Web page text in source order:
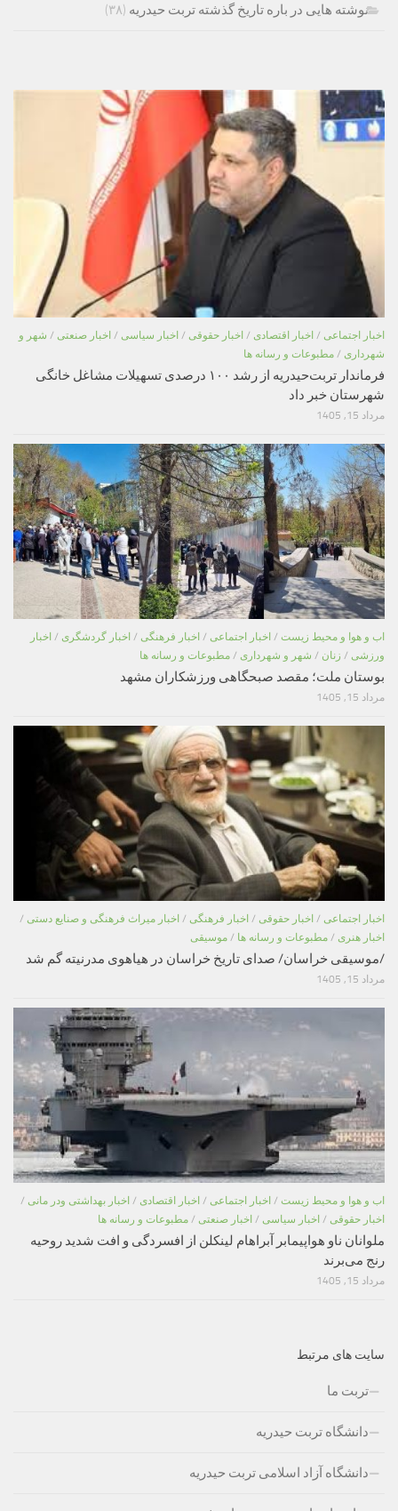
نوشته هایی در باره تاریخ گذشته تربت حیدریه (۳۸)
اخبار اجتماعی / اخبار اقتصادی / اخبار حقوقی / اخبار سیاسی / اخبار صنعتی / شهر و
شهرداری / مطبوعات و رسانه ها
فرماندار تربت‌حیدریه از رشد ۱۰۰ درصدی تسهیلات مشاغل خانگی
شهرستان خبر داد
مرداد 15, 1405
اب و هوا و محیط زیست / اخبار اجتماعی / اخبار فرهنگی / اخبار گردشگری / اخبار
ورزشی / زنان / شهر و شهرداری / مطبوعات و رسانه ها
بوستان ملت؛ مقصد صبحگاهی ورزشکاران مشهد
مرداد 15, 1405
اخبار اجتماعی / اخبار حقوقی / اخبار فرهنگی / اخبار میراث فرهنگی و صنایع دستی /
اخبار هنری / مطبوعات و رسانه ها / موسیقی
/موسیقی خراسان/ صدای تاریخ خراسان در هیاهوی مدرنیته گم شد
مرداد 15, 1405
اب و هوا و محیط زیست / اخبار اجتماعی / اخبار اقتصادی / اخبار بهداشتی ودر مانی /
اخبار حقوقی / اخبار سیاسی / اخبار صنعتی / مطبوعات و رسانه ها
ملوانان ناو هواپیمابر آبراهام لینکلن از افسردگی و افت شدید روحیه
رنج می‌برند
مرداد 15, 1405
سایت های مرتبط
تربت ما
دانشگاه تربت حیدریه
دانشگاه آزاد اسلامی تربت حیدریه